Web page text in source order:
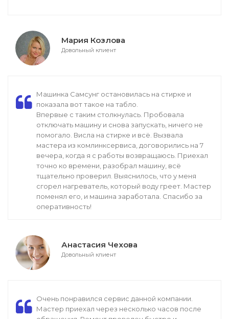
Мария Козлова
Довольный клиент
Машинка Самсунг остановилась на стирке и
показала вот такое на табло.
Впервые с таким столкнулась. Пробовала
отключать машину и снова запускать, ничего не
помогало. Висла на стирке и всё. Вызвала
мастера из комлинксервиса, договорились на 7
вечера, когда я с работы возвращаюсь. Приехал
точно ко времени, разобрал машину, всё
тщательно проверил. Выяснилось, что у меня
сгорел нагреватель, который воду греет. Мастер
поменял его, и машина заработала. Спасибо за
оперативность!
Анастасия Чехова
Довольный клиент
Очень понравился сервис данной компании.
Мастер приехал через несколько часов после